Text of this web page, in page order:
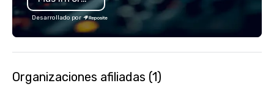
event to the water
Desarrollado por
Organizaciones afiliadas (1)